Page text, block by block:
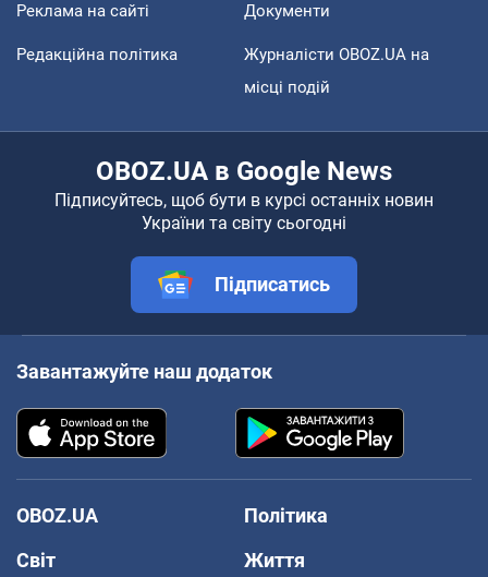
Реклама на сайті Документи
Редакційна політика
Журналісти OBOZ.UA на
місці подій
OBOZ.UA в Google News
Підписуйтесь, щоб бути в курсі останніх новин
України та світу сьогодні
Підписатись
Завантажуйте наш додаток
OBOZ.UA
Політика
Світ
Життя